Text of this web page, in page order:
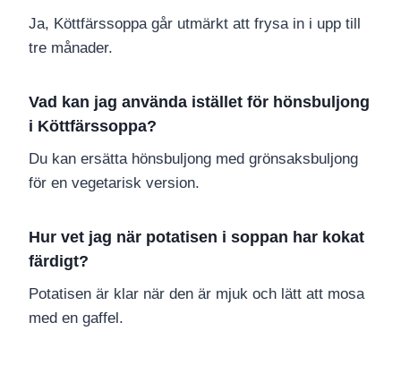
Ja, Köttfärssoppa går utmärkt att frysa in i upp till
tre månader.
Vad kan jag använda istället för hönsbuljong
i Köttfärssoppa?
Du kan ersätta hönsbuljong med grönsaksbuljong
för en vegetarisk version.
Hur vet jag när potatisen i soppan har kokat
färdigt?
Potatisen är klar när den är mjuk och lätt att mosa
med en gaffel.